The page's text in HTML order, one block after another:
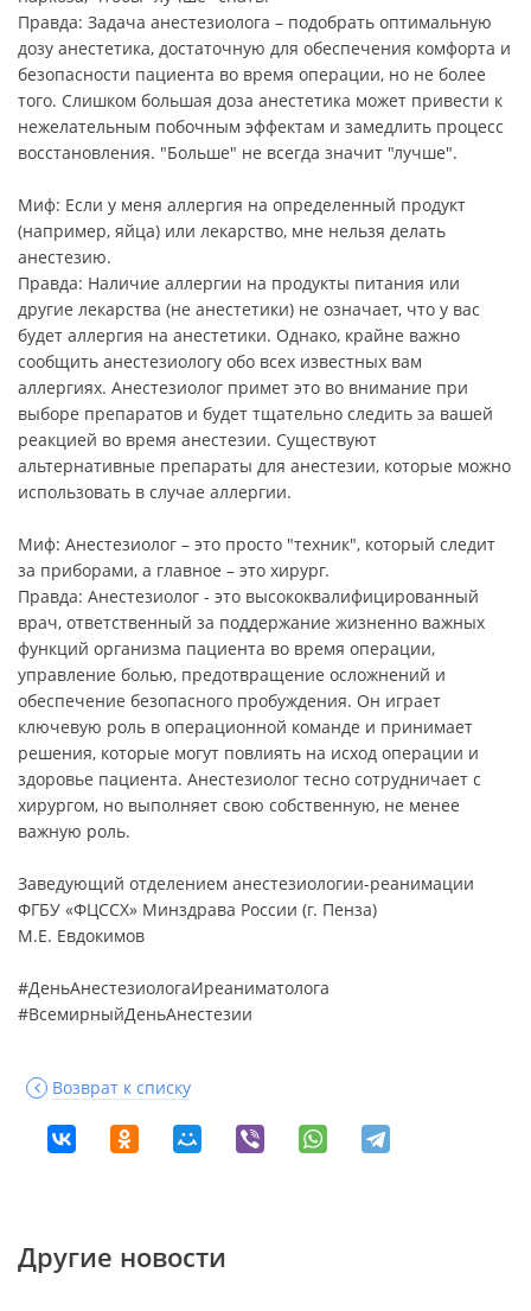
Правда: Задача анестезиолога – подобрать оптимальную
дозу анестетика, достаточную для обеспечения комфорта и
безопасности пациента во время операции, но не более
того. Слишком большая доза анестетика может привести к
нежелательным побочным эффектам и замедлить процесс
восстановления. "Больше" не всегда значит "лучше".
Миф: Если у меня аллергия на определенный продукт
(например, яйца) или лекарство, мне нельзя делать
анестезию.
Правда: Наличие аллергии на продукты питания или
другие лекарства (не анестетики) не означает, что у вас
будет аллергия на анестетики. Однако, крайне важно
сообщить анестезиологу обо всех известных вам
аллергиях. Анестезиолог примет это во внимание при
выборе препаратов и будет тщательно следить за вашей
реакцией во время анестезии. Существуют
альтернативные препараты для анестезии, которые можно
использовать в случае аллергии.
Миф: Анестезиолог – это просто "техник", который следит
за приборами, а главное – это хирург.
Правда: Анестезиолог - это высококвалифицированный
врач, ответственный за поддержание жизненно важных
функций организма пациента во время операции,
управление болью, предотвращение осложнений и
обеспечение безопасного пробуждения. Он играет
ключевую роль в операционной команде и принимает
решения, которые могут повлиять на исход операции и
здоровье пациента. Анестезиолог тесно сотрудничает с
хирургом, но выполняет свою собственную, не менее
важную роль.
Заведующий отделением анестезиологии-реанимации
ФГБУ «ФЦССХ» Минздрава России (г. Пенза)
М.Е. Евдокимов
#ДеньАнестезиологаИреаниматолога
#ВсемирныйДеньАнестезии
Возврат к списку
Другие новости